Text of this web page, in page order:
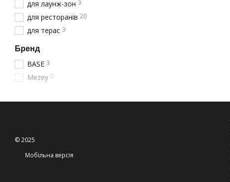
для лаунж-зон 3
для ресторанів 20
для терас 3
Бренд
BASE 3
Mezey 0
© 2025
Мобільна версія